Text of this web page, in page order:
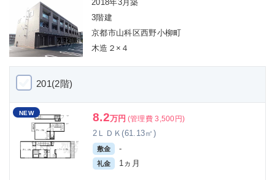
2018年3月築
3階建
京都市山科区西野小柳町
木造２×４
201(2階)
NEW 8.2万円 (管理費 3,500円)
2ＬＤＫ(61.13㎡)
敷金 -
礼金 1ヵ月